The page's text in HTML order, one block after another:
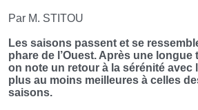
Par M. STITOU
Les saisons passent et se
phare de l’Ouest. Après une
on note un retour à la sérénité avec
plus au moins meilleures à celles
saisons.